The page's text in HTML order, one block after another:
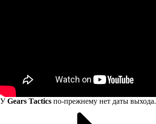
УGears Tactics по-прежнему нет даты выхода.